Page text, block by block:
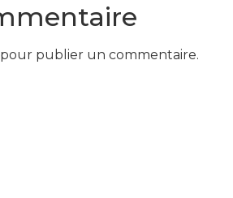
pour publier un commentaire.